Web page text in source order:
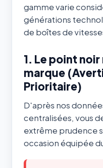
gamme varie
générations
de boîtes de
1. Le point
marque
Prioritaire)
D'après nos
centralisées, vous
extrême prudence
occasion équipée